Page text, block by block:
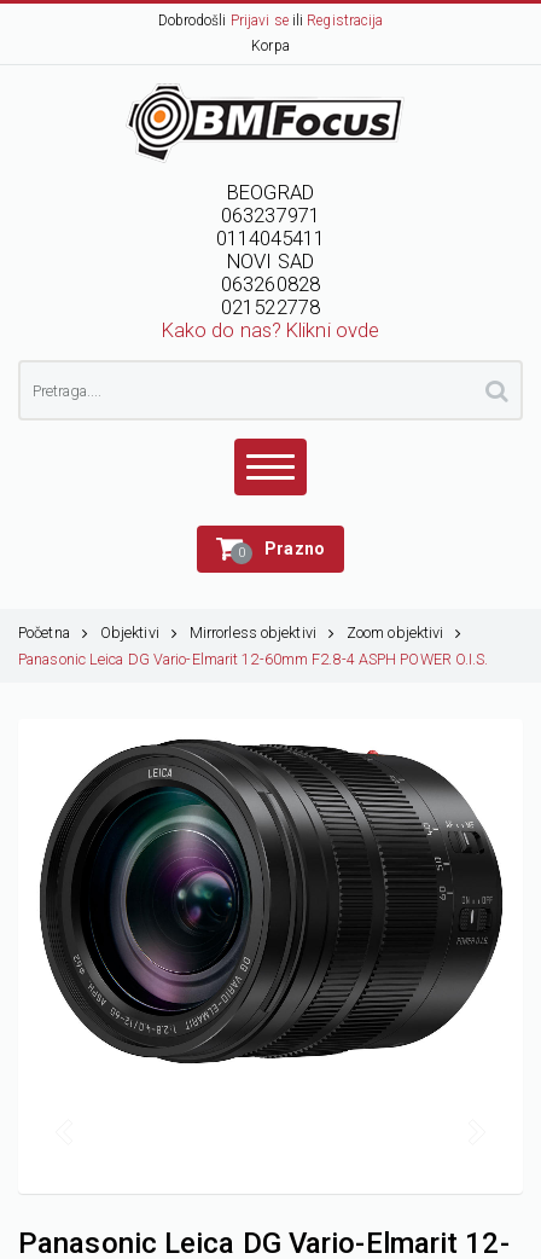
Dobrodošli Prijavi seili Registracija
Korpa
BEOGRAD
063237971
0114045411
NOVI SAD
063260828
021522778
Kako do nas? Klikni ovde
0 Prazno
Početna Objektivi Mirrorless objektivi
Zoom objektivi
Panasonic Leica DG Vario-Elmarit 12-60mm F2.8-4 ASPH POWER O.I.S.
Panasonic Leica DG Vario-Elmarit 12-